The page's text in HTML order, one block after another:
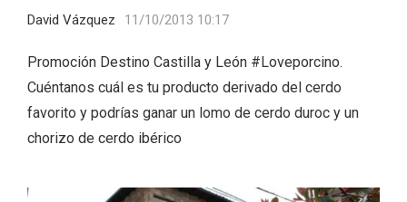
David Vázquez 11/10/2013 10:17
Promoción Destino Castilla y León #Loveporcino.
Cuéntanos cuál es tu producto derivado del cerdo
favorito y podrías ganar un lomo de cerdo duroc y un
chorizo de cerdo ibérico
Velay, una imagen renovada para el
vermouth de Valladolid